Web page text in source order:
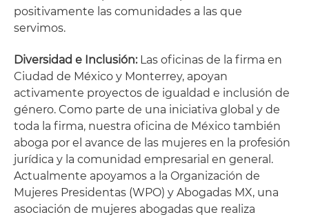
positivamente las comunidades a las que
servimos.
Diversidad e Inclusión:Las oficinas de la firma en
Ciudad de México y Monterrey, apoyan
activamente proyectos de igualdad e inclusión de
género. Como parte de una iniciativa global y de
toda la firma, nuestra oficina de México también
aboga por el avance de las mujeres en la profesión
jurídica y la comunidad empresarial en general.
Actualmente apoyamos a la Organización de
Mujeres Presidentas (WPO) y Abogadas MX, una
asociación de mujeres abogadas que realiza